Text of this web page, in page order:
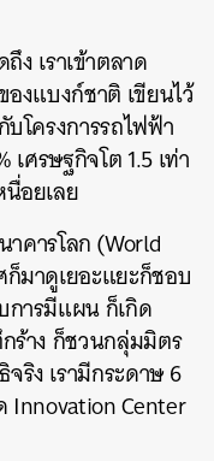
เราเข้าตลาด
องแบงก์ชาติ เขียนไว้
โครงการรถไฟฟ้า
เศรษฐกิจโต 1.5 เท่า
อยเลย
คารโลก (World
มาดูเยอะแยะก็ชอบ
การมีแผน ก็เกิด
ร้าง ก็ชวนกลุ่มมิตร
ริง เรามีกระดาษ 6
Innovation Center